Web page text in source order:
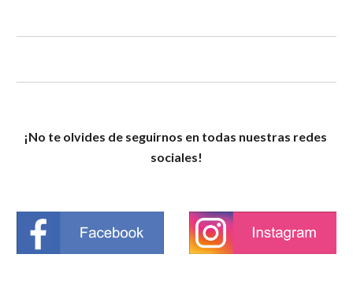
¡No te olvides de seguirnos en todas nuestras redes
sociales!